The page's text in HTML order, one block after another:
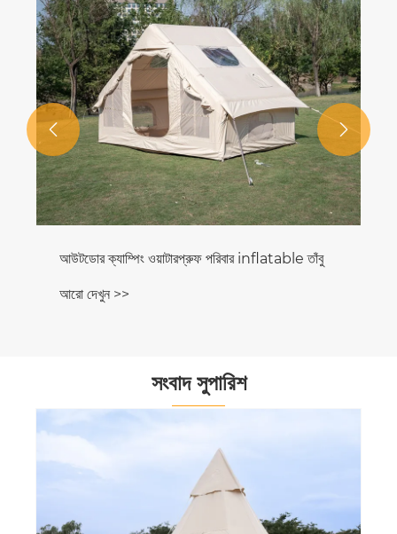
আউটডোর ক্যাম্পিং ওয়াটারপ্রুফ পরিবার inflatable তাঁবু
আরো দেখুন >>
 
সংবাদ সুপারিশ